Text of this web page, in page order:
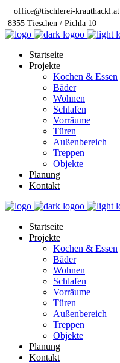
office@tischlerei-krauthackl.at
8355 Tieschen / Pichla 10
Startseite
Projekte
Kochen & Essen
Bäder
Wohnen
Schlafen
Vorräume
Türen
Außenbereich
Treppen
Objekte
Planung
Kontakt
Startseite
Projekte
Kochen & Essen
Bäder
Wohnen
Schlafen
Vorräume
Türen
Außenbereich
Treppen
Objekte
Planung
Kontakt